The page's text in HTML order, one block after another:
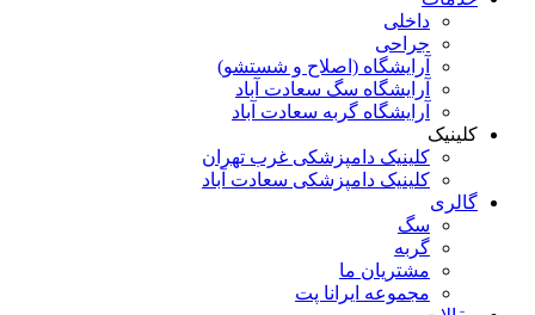
داخلی
جراحی
آرایشگاه (اصلاح و شستشو)
آرایشگاه سگ سعادت آباد
آرایشگاه گربه سعادت آباد
کلینیک
کلینیک دامپزشکی غرب تهران
کلینیک دامپزشکی سعادت آباد
گالری
سگ
گربه
مشتریان ما
مجموعه ایرانا پت